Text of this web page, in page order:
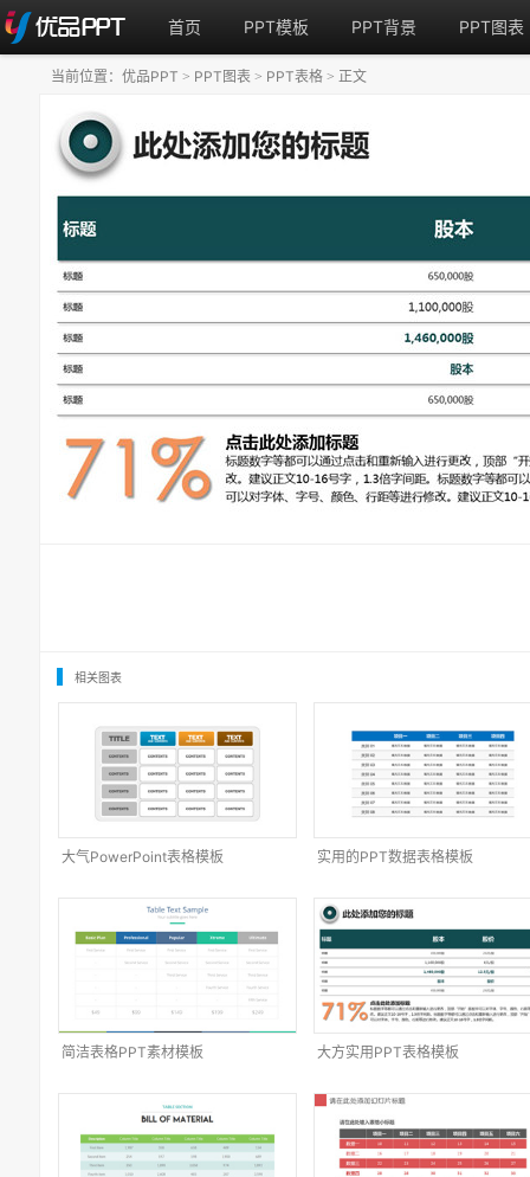
首页 PPT模板 PPT背景 PPT图表
当前位置： 优品PPT > PPT图表 > PPT表格 > 正文
相关图表
大气PowerPoint表格模板 实用的PPT数据表格模板
简洁表格PPT素材模板 大方实用PPT表格模板